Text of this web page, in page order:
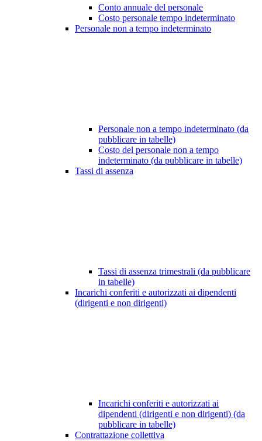
Conto annuale del personale
Costo personale tempo indeterminato
Personale non a tempo indeterminato
Personale non a tempo indeterminato (da
pubblicare in tabelle)
Costo del personale non a tempo
indeterminato (da pubblicare in tabelle)
Tassi di assenza
Tassi di assenza trimestrali (da pubblicare
in tabelle)
Incarichi conferiti e autorizzati ai dipendenti
(dirigenti e non dirigenti)
Incarichi conferiti e autorizzati ai
dipendenti (dirigenti e non dirigenti) (da
pubblicare in tabelle)
Contrattazione collettiva